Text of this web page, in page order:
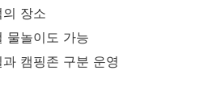
장소
물놀이도 가능
캠핑존 구분 운영